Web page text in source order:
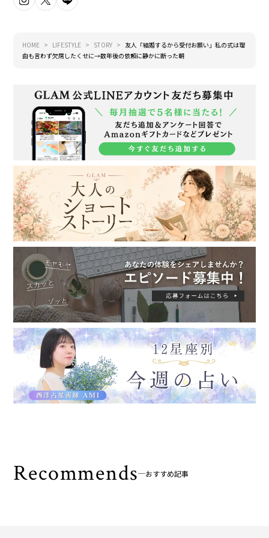
HOME LIFESTYLE STORY
友人「結婚するから受付お願い」私の式は理
由も言わず欠席したくせに→数年後の依頼に静かに断った朝
Recommends おすすめ記事